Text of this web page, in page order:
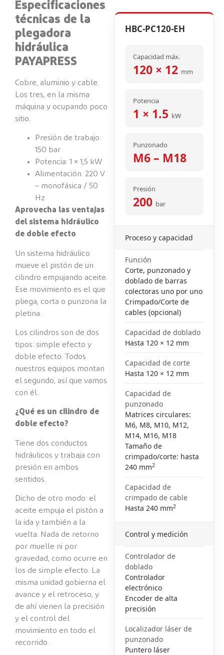
Especificaciones
técnicas de la
plegadora
hidráulica
PAYAPRESS
Cobre, aluminio y cable.
Los tres, en la misma
máquina y ocupando poco
sitio.
Presión de trabajo:
150 bar
Potencia: 1 × 1,5 kW
Alimentación: 220 V
– monofásica / 50
Hz
Aprovecha las ventajas
del sistema hidráulico
de doble efecto
Un sistema hidráulico
mueve el pistón de un
cilindro empujando aceite.
Ese movimiento es el que
pliega, corta o punzona la
pletina.
Los cilindros son de dos
tipos: simple efecto y
doble efecto. Todos
nuestros equipos montan
el segundo, así que vamos
con él.
¿Qué es un cilindro de
doble efecto?
Tiene dos conductos
hidráulicos y trabaja con
presión en ambos
sentidos.
Dicho de otro modo: el
aceite empuja el pistón a
la ida y también a la
vuelta. Nada de retorno
por muelle ni por
gravedad, como ocurre en
los de simple efecto. La
misma unidad gobierna el
avance y el retroceso, y
de ahí vienen la precisión
y el control del
movimiento en todo el
recorrido.
HBC-PC120-EH
Capacidad máx.
120 × 12 mm
Potencia
1 × 1.5 kW
Punzonado
M6 – M18
Presión
200 bar
Proceso y capacidad
Función
Corte, punzonado y
doblado de barras
colectoras uno por uno
Crimpado/Corte de
cables (opcional)
Capacidad de doblado
Hasta 120 × 12 mm
Capacidad de corte
Hasta 120 × 12 mm
Capacidad de
punzonado
Matrices circulares:
M6, M8, M10, M12,
M14, M16, M18
Tamaño de
crimpado/corte: hasta
240 mm2
Capacidad de
crimpado de cable
Hasta 240 mm2
Control y medición
Controlador de
doblado
Controlador
electrónico
Encoder de alta
precisión
Localizador láser de
punzonado
Puntero láser